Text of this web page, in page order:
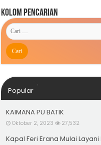
Kolom Pencarian
Popular
KAIMANA PU BATIK
Oktober 2, 2023 27,532
Kapal Feri Erana Mulai